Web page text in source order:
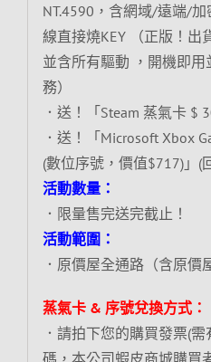
NT.4590，含網域/遠端/
線直接燒KEY （正版！出
並含所有驅動 ，開機即
務）
．送！「Steam 蒸氣卡 $
．送！「Microsoft Xbox
(數位序號，價值$717)」(
活動數量：
．限量售完送完截止！
活動範圍：
．原價屋全通路（含原價
蒸氣卡 & 序號兌換方式：
．請拍下您的購買發票(
碼，本公司蝦皮商城購買